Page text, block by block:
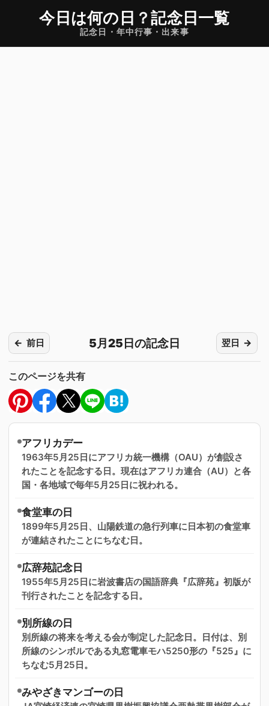
今日は何の日 ？記念日一覧
記念日・年中行事・出来事
前日 5月25日の記念日 翌日
このページを共有
アフリカデー
1963年5月25日にアフリカ統一機構（OAU）が創設さ
れたことを記念する日。現在はアフリカ連合（AU）と各
国・各地域で毎年5月25日に祝われる。
食堂車の日
1899年5月25日、山陽鉄道の急行列車に日本初の食堂車
が連結されたことにちなむ日。
広辞苑記念日
1955年5月25日に岩波書店の国語辞典『広辞苑』初版が
刊行されたことを記念する日。
別所線の日
別所線の将来を考える会が制定した記念日。日付は、別
所線のシンボルである丸窓電車モハ5250形の『525』に
ちなむ5月25日。
みやざきマンゴーの日